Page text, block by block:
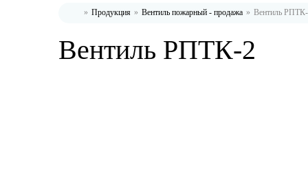
ГлавнаяПродукция Вентиль пожарный - продажа Вентиль
Вентиль РПТК-2